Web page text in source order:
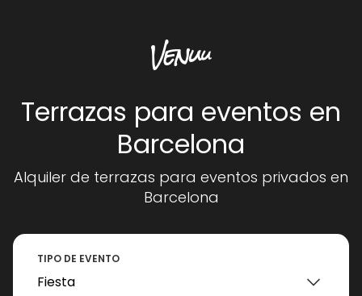
Terrazas para eventos en
Barcelona
Alquiler de terrazas para eventos privados en
Barcelona
TIPO DE EVENTO